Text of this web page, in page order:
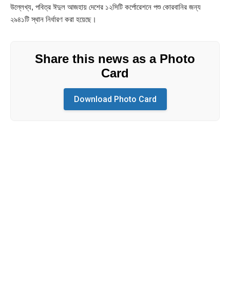
উল্লেখ্য, পবিত্র ঈদুল আজহায় দেশের ১২সিটি কর্পোরেশনে পশু কোরবানির জন্য
২৯৪১টি স্থান নির্ধারণ করা হয়েছে।
Share this news as a Photo
Card
Download Photo Card